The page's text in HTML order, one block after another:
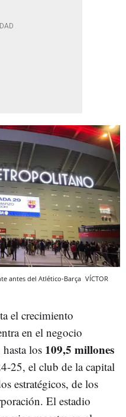
antes del Atlético-Barça VÍCTOR
el crecimiento
en el negocio
hasta los 109,5 millones
25, el club de la capital
estratégicos, de los
El estadio